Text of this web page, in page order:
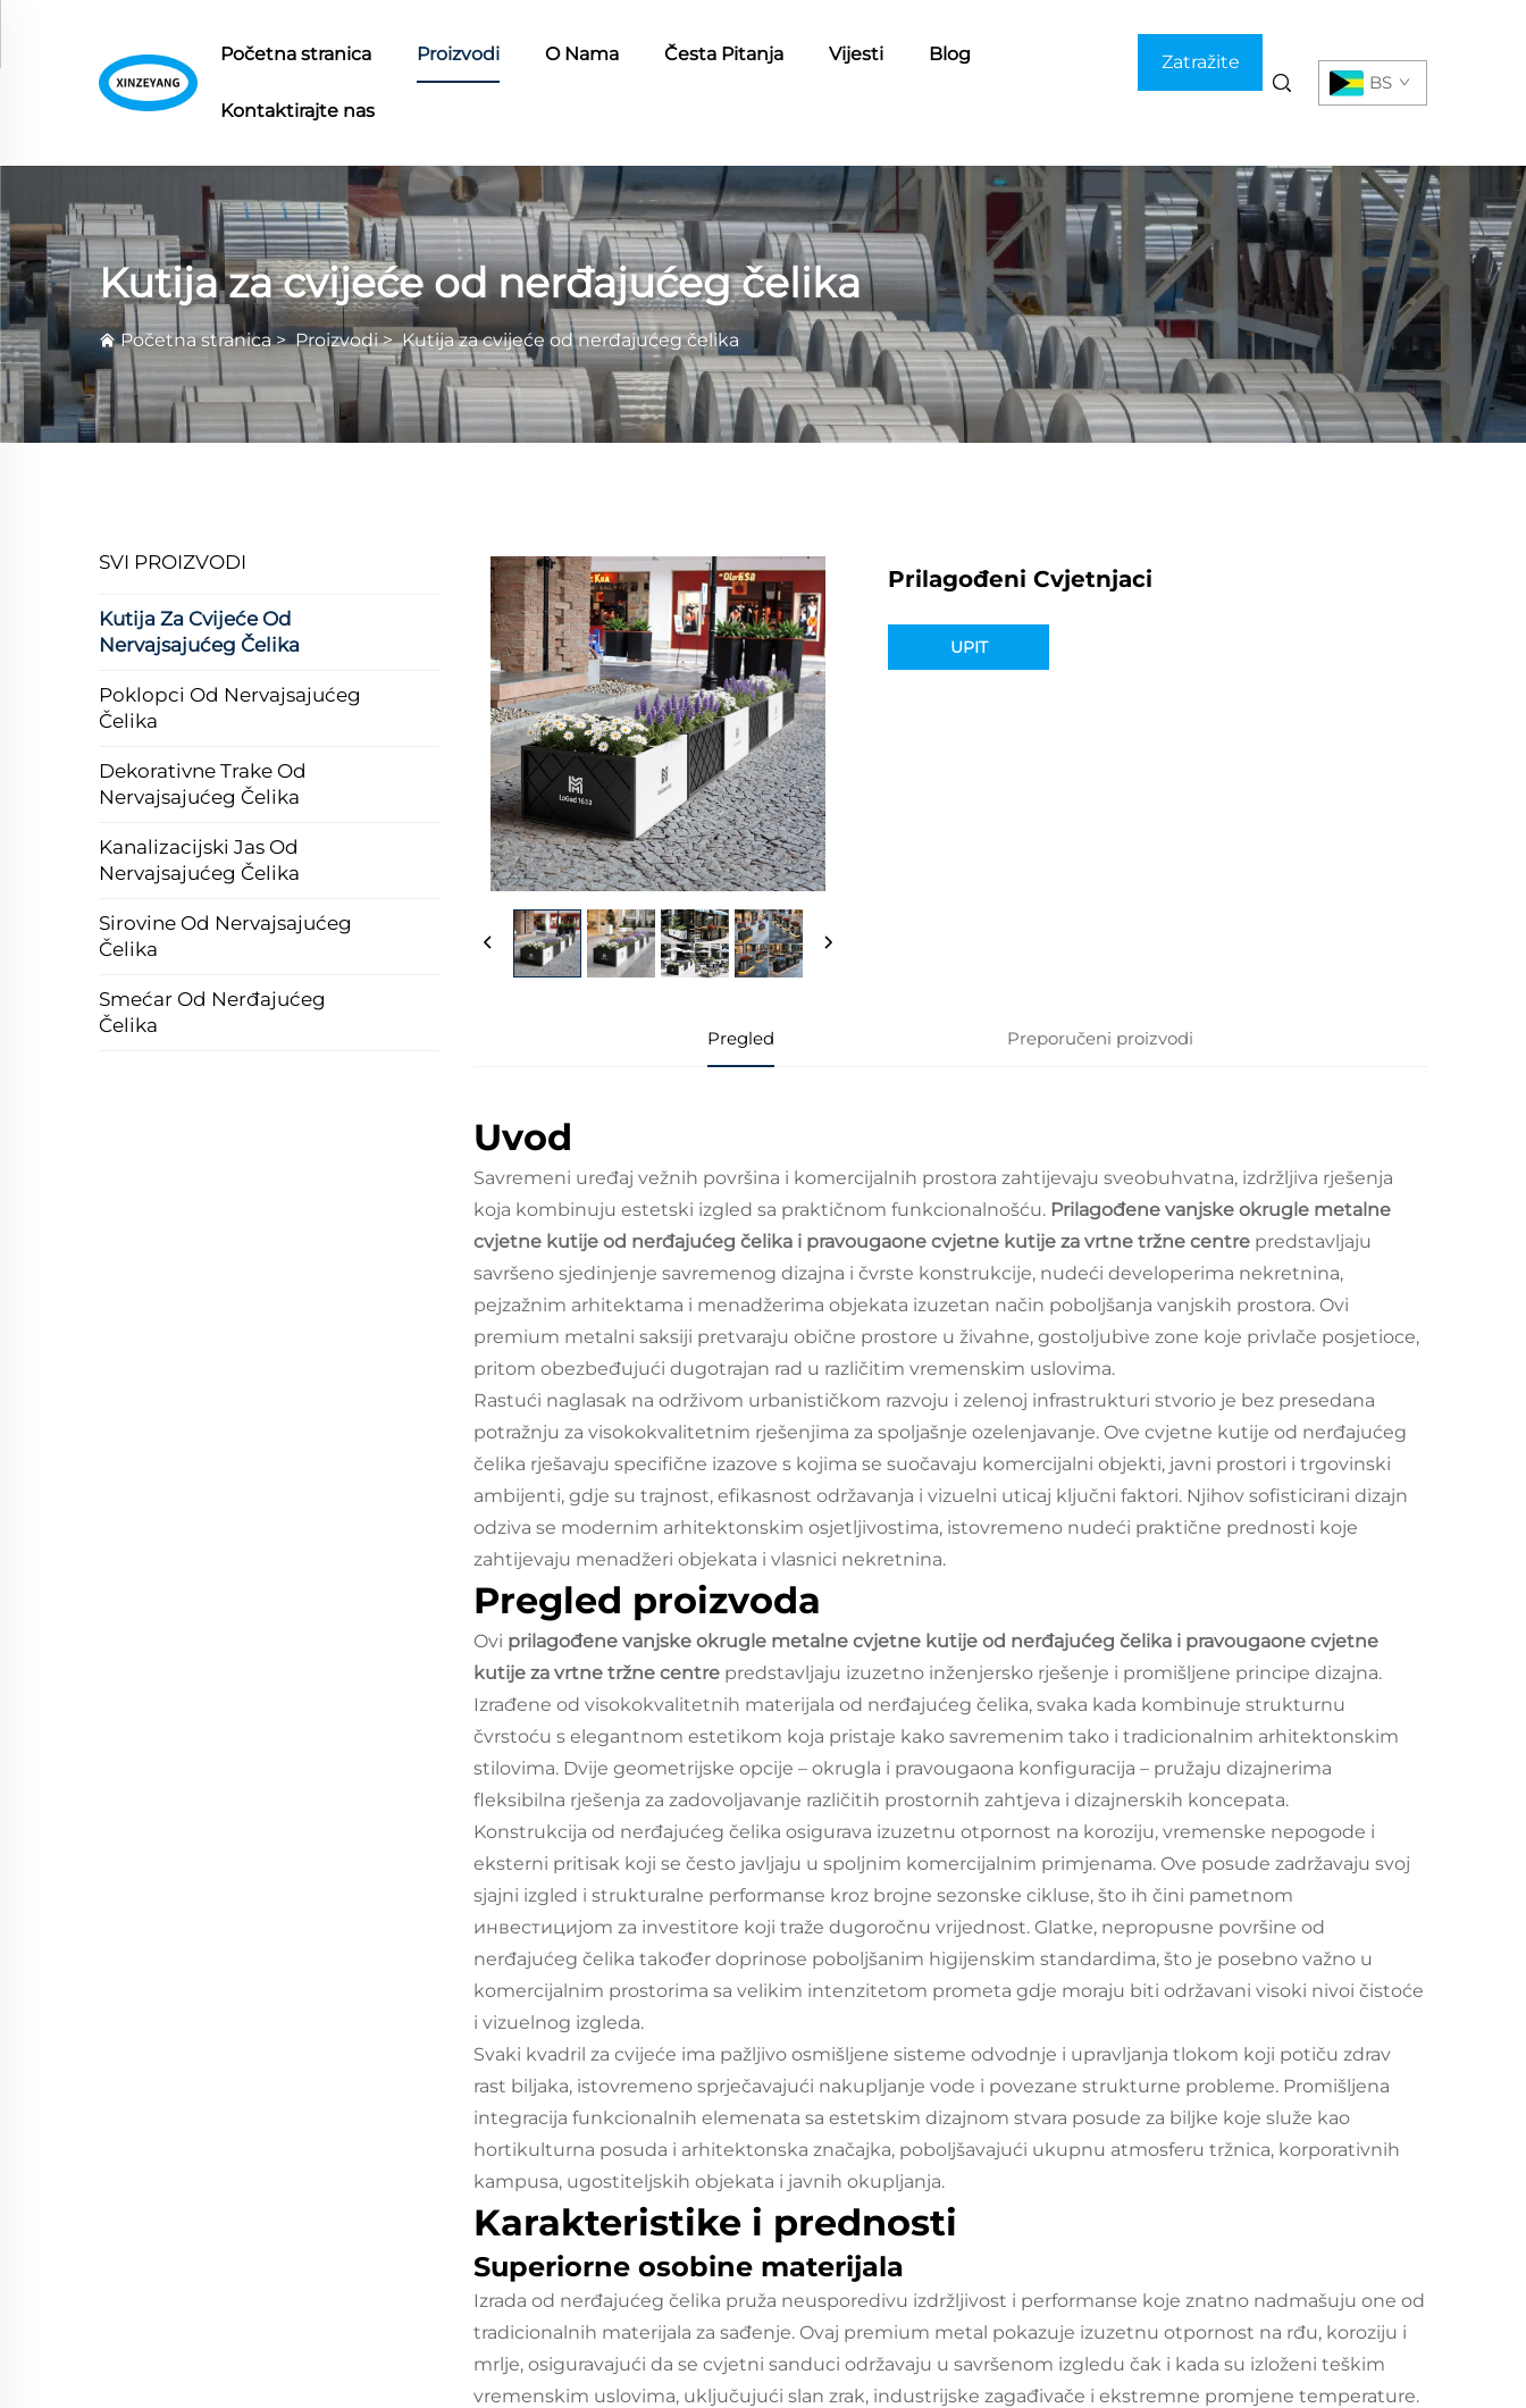
Početna stranica Proizvodi O Nama Česta Pitanja Vijesti Blog
Kontaktirajte nas
Zatražite
BS
Kutija za cvijeće od nerđajućeg čelika
Početna stranica>Proizvodi>Kutija za cvijeće od nerđajućeg čelika
SVI PROIZVODI
Kutija Za Cvijeće Od
Nervajsajućeg Čelika
Poklopci Od Nervajsajućeg
Čelika
Dekorativne Trake Od
Nervajsajućeg Čelika
Kanalizacijski Jas Od
Nervajsajućeg Čelika
Sirovine Od Nervajsajućeg
Čelika
Smećar Od Nerđajućeg
Čelika
Prilagođeni Cvjetnjaci
UPIT
Pregled Preporučeni proizvodi
Uvod
Savremeni uređaj vežnih površina i komercijalnih prostora zahtijevaju sveobuhvatna, izdržljiva rješenja
koja kombinuju estetski izgled sa praktičnom funkcionalnošću. Prilagođene vanjske okrugle metalne
cvjetne kutije od nerđajućeg čelika i pravougaone cvjetne kutije za vrtne tržne centre predstavljaju
savršeno sjedinjenje savremenog dizajna i čvrste konstrukcije, nudeći developerima nekretnina,
pejzažnim arhitektama i menadžerima objekata izuzetan način poboljšanja vanjskih prostora. Ovi
premium metalni saksiji pretvaraju obične prostore u živahne, gostoljubive zone koje privlače posjetioce,
pritom obezbeđujući dugotrajan rad u različitim vremenskim uslovima.
Rastući naglasak na održivom urbanističkom razvoju i zelenoj infrastrukturi stvorio je bez presedana
potražnju za visokokvalitetnim rješenjima za spoljašnje ozelenjavanje. Ove cvjetne kutije od nerđajućeg
čelika rješavaju specifične izazove s kojima se suočavaju komercijalni objekti, javni prostori i trgovinski
ambijenti, gdje su trajnost, efikasnost održavanja i vizuelni uticaj ključni faktori. Njihov sofisticirani dizajn
odziva se modernim arhitektonskim osjetljivostima, istovremeno nudeći praktične prednosti koje
zahtijevaju menadžeri objekata i vlasnici nekretnina.
Pregled proizvoda
Ovi prilagođene vanjske okrugle metalne cvjetne kutije od nerđajućeg čelika i pravougaone cvjetne
kutije za vrtne tržne centre predstavljaju izuzetno inženjersko rješenje i promišljene principe dizajna.
Izrađene od visokokvalitetnih materijala od nerđajućeg čelika, svaka kada kombinuje strukturnu
čvrstoću s elegantnom estetikom koja pristaje kako savremenim tako i tradicionalnim arhitektonskim
stilovima. Dvije geometrijske opcije – okrugla i pravougaona konfiguracija – pružaju dizajnerima
fleksibilna rješenja za zadovoljavanje različitih prostornih zahtjeva i dizajnerskih koncepata.
Konstrukcija od nerđajućeg čelika osigurava izuzetnu otpornost na koroziju, vremenske nepogode i
eksterni pritisak koji se često javljaju u spoljnim komercijalnim primjenama. Ove posude zadržavaju svoj
sjajni izgled i strukturalne performanse kroz brojne sezonske cikluse, što ih čini pametnom
инвестициjom za investitore koji traže dugoročnu vrijednost. Glatke, nepropusne površine od
nerđajućeg čelika također doprinose poboljšanim higijenskim standardima, što je posebno važno u
komercijalnim prostorima sa velikim intenzitetom prometa gdje moraju biti održavani visoki nivoi čistoće
i vizuelnog izgleda.
Svaki kvadril za cvijeće ima pažljivo osmišljene sisteme odvodnje i upravljanja tlokom koji potiču zdrav
rast biljaka, istovremeno sprječavajući nakupljanje vode i povezane strukturne probleme. Promišljena
integracija funkcionalnih elemenata sa estetskim dizajnom stvara posude za biljke koje služe kao
hortikulturna posuda i arhitektonska značajka, poboljšavajući ukupnu atmosferu tržnica, korporativnih
kampusa, ugostiteljskih objekata i javnih okupljanja.
Karakteristike i prednosti
Superiorne osobine materijala
Izrada od nerđajućeg čelika pruža neusporedivu izdržljivost i performanse koje znatno nadmašuju one od
tradicionalnih materijala za sađenje. Ovaj premium metal pokazuje izuzetnu otpornost na rđu, koroziju i
mrlje, osiguravajući da se cvjetni sanduci održavaju u savršenom izgledu čak i kada su izloženi teškim
vremenskim uslovima, uključujući slan zrak, industrijske zagađivače i ekstremne promjene temperature.